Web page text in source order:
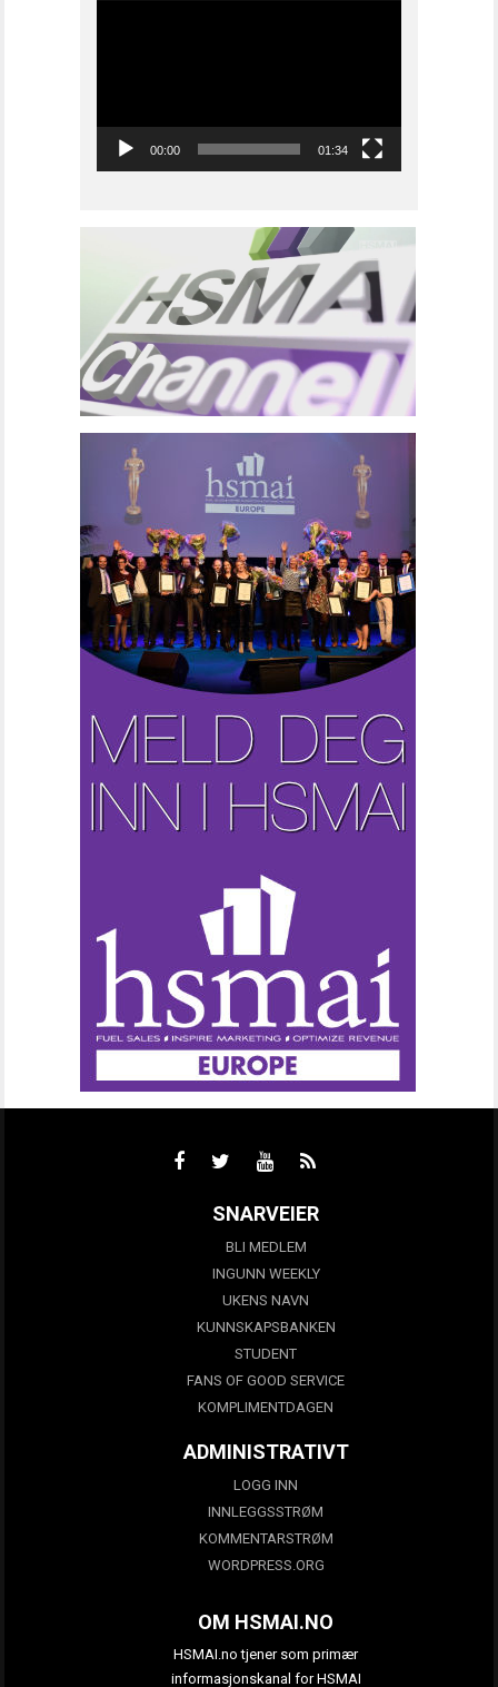
00:00 01:34
SNARVEIER
BLI MEDLEM
INGUNN WEEKLY
UKENS NAVN
KUNNSKAPSBANKEN
STUDENT
FANS OF GOOD SERVICE
KOMPLIMENTDAGEN
ADMINISTRATIVT
LOGG INN
INNLEGGSSTRØM
KOMMENTARSTRØM
WORDPRESS.ORG
OM HSMAI.NO
HSMAI.no tjener som primær
informasjonskanal for HSMAI